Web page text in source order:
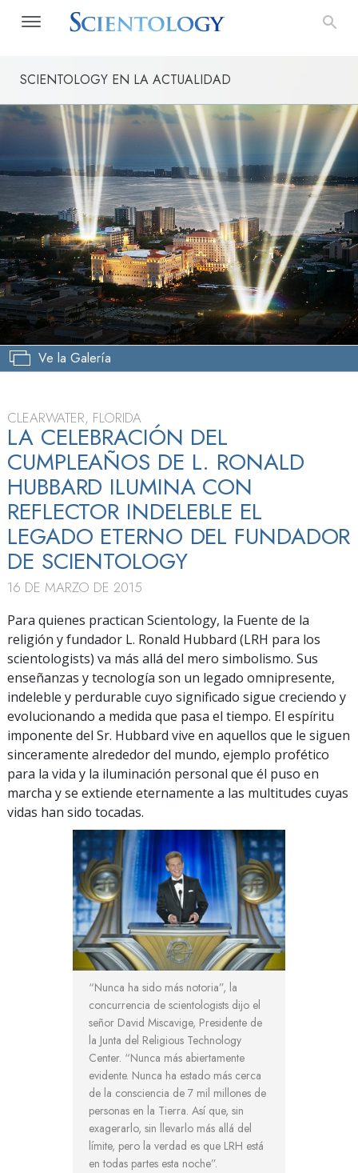
SCIENTOLOGY EN LA ACTUALIDAD
Ve la Galería
CLEARWATER, FLORIDA
LA CELEBRACIÓN DEL
CUMPLEAÑOS DE L. RONALD
HUBBARD ILUMINA CON
REFLECTOR INDELEBLE EL
LEGADO ETERNO DEL FUNDADOR
DE SCIENTOLOGY
16 DE MARZO DE 2015
Para quienes practican Scientology, la Fuente de la
religión y fundador L. Ronald Hubbard (LRH para los
scientologists) va más allá del mero simbolismo. Sus
enseñanzas y tecnología son un legado omnipresente,
indeleble y perdurable cuyo significado sigue creciendo y
evolucionando a medida que pasa el tiempo. El espíritu
imponente del Sr. Hubbard vive en aquellos que le siguen
sinceramente alrededor del mundo, ejemplo profético
para la vida y la iluminación personal que él puso en
marcha y se extiende eternamente a las multitudes cuyas
vidas han sido tocadas.
“Nunca ha sido más notoria”, la
concurrencia de scientologists dijo el
señor David Miscavige, Presidente de
la Junta del Religious Technology
Center. “Nunca más abiertamente
evidente. Nunca ha estado más cerca
de la consciencia de 7 mil millones de
personas en la Tierra. Así que, sin
exagerarlo, sin llevarlo más allá del
límite, pero la verdad es que LRH está
en todas partes esta noche”.